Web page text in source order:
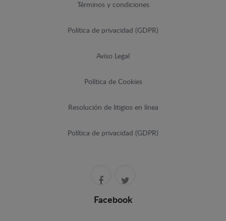
Términos y condiciones
Política de privacidad (GDPR)
Aviso Legal
Política de Cookies
Resolución de litigios en línea
Política de privacidad (GDPR)
Facebook